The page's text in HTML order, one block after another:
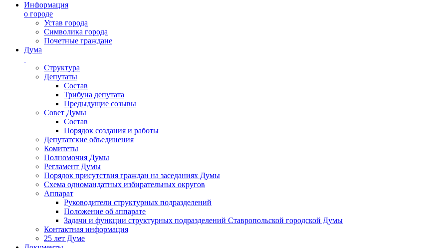
Информация
о городе
Устав города
Символика города
Почетные граждане
Дума
Структура
Депутаты
Состав
Трибуна депутата
Предыдущие созывы
Совет Думы
Состав
Порядок создания и работы
Депутатские объединения
Комитеты
Полномочия Думы
Регламент Думы
Порядок присутствия граждан на заседаниях Думы
Схема одномандатных избирательных округов
Аппарат
Руководители структурных подразделений
Положение об аппарате
Задачи и функции структурных подразделений Ставропольской городской Думы
Контактная информация
25 лет Думе